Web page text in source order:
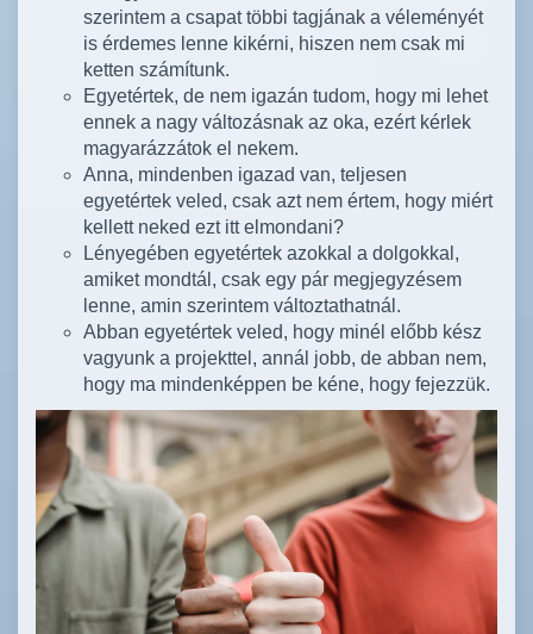
szerintem a csapat többi tagjának a véleményét
is érdemes lenne kikérni, hiszen nem csak mi
ketten számítunk.
Egyetértek, de nem igazán tudom, hogy mi lehet
ennek a nagy változásnak az oka, ezért kérlek
magyarázzátok el nekem.
Anna, mindenben igazad van, teljesen
egyetértek veled, csak azt nem értem, hogy miért
kellett neked ezt itt elmondani?
Lényegében egyetértek azokkal a dolgokkal,
amiket mondtál, csak egy pár megjegyzésem
lenne, amin szerintem változtathatnál.
Abban egyetértek veled, hogy minél előbb kész
vagyunk a projekttel, annál jobb, de abban nem,
hogy ma mindenképpen be kéne, hogy fejezzük.